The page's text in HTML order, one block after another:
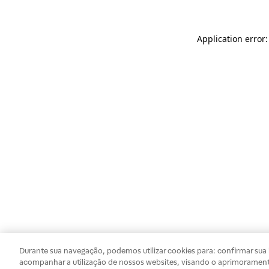
Application
Durante sua navegação, podemos utilizar cookies para: confirmar
acompanhar a utilização de nossos websites, visando o